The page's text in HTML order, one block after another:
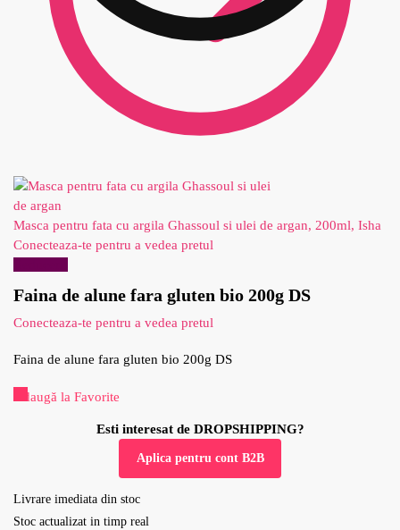
Masca pentru fata cu argila Ghassoul si ulei de argan, 200ml, Isha
Conecteaza-te pentru a vedea pretul
Faina de alune fara gluten bio 200g DS
Conecteaza-te pentru a vedea pretul
Faina de alune fara gluten bio 200g DS
Adaugă la Favorite
Esti interesat de DROPSHIPPING?
Aplica pentru cont B2B
Livrare imediata din stoc
Stoc actualizat in timp real